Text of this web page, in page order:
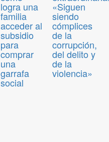
logra una
familia
acceder al
subsidio
para
comprar
una
garrafa
social
«Siguen
siendo
cómplices
de la
corrupción,
del delito y
de la
violencia»